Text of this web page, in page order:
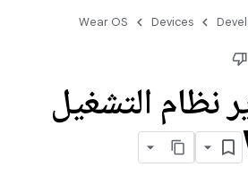
Devices
Wear OS
نظام التشغيل